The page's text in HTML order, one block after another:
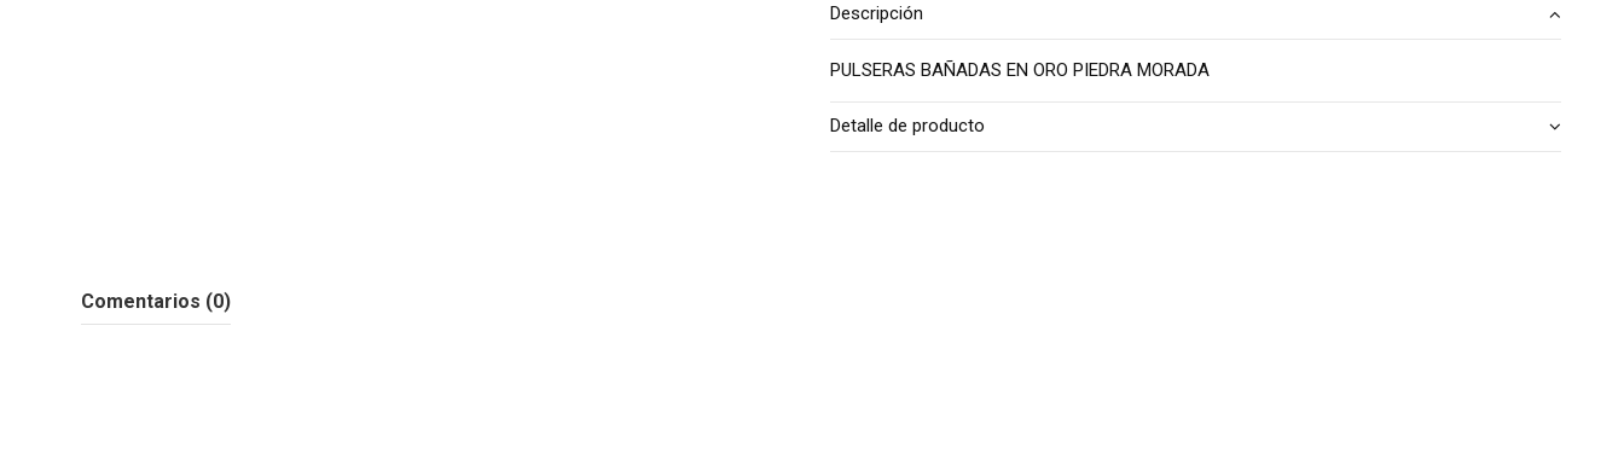
Descripción
PULSERAS BAÑADAS EN ORO PIEDRA MORADA
Detalle de producto
Comentarios (0)